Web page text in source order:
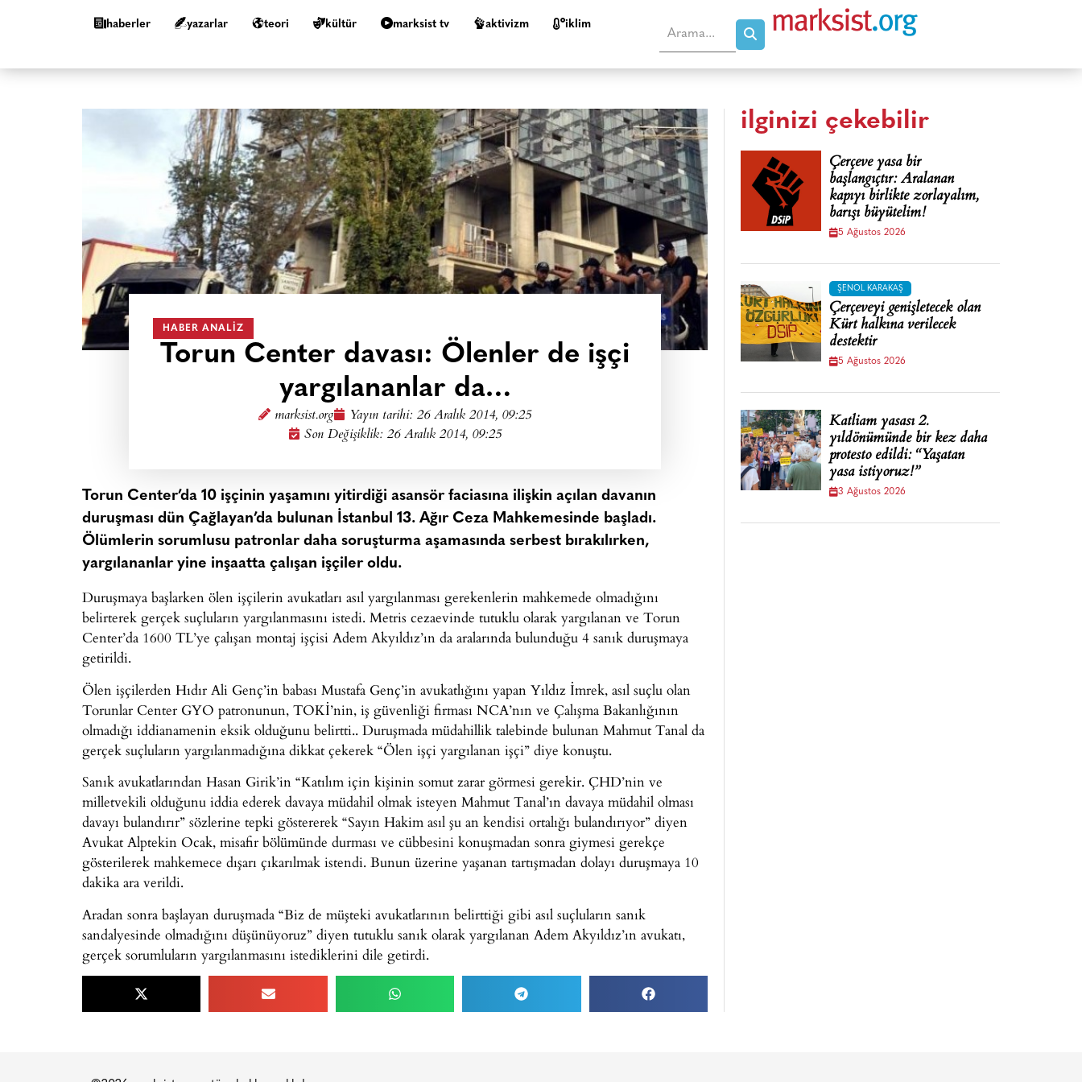
haberler yazarlar teori kültür marksist tv aktivizm i̇klim
HABER ANALIZ
Torun Center davası: Ölenler de işçi
yargılananlar da…
marksist.org Yayın tarihi: 26 Aralık 2014, 09:25
Son Değişiklik: 26 Aralık 2014, 09:25
Torun Center’da 10 işçinin yaşamını yitirdiği asansör faciasına ilişkin açılan davanın
duruşması dün Çağlayan’da bulunan İstanbul 13. Ağır Ceza Mahkemesinde başladı.
Ölümlerin sorumlusu patronlar daha soruşturma aşamasında serbest bırakılırken,
yargılananlar yine inşaatta çalışan işçiler oldu.
Duruşmaya başlarken ölen işçilerin avukatları asıl yargılanması gerekenlerin mahkemede olmadığını
belirterek gerçek suçluların yargılanmasını istedi. Metris cezaevinde tutuklu olarak yargılanan ve Torun
Center’da 1600 TL’ye çalışan montaj işçisi Adem Akyıldız’ın da aralarında bulunduğu 4 sanık duruşmaya
getirildi.
Ölen işçilerden Hıdır Ali Genç’in babası Mustafa Genç’in avukatlığını yapan Yıldız İmrek, asıl suçlu olan
Torunlar Center GYO patronunun, TOKİ’nin, iş güvenliği firması NCA’nın ve Çalışma Bakanlığının
olmadığı iddianamenin eksik olduğunu belirtti.. Duruşmada müdahillik talebinde bulunan Mahmut Tanal da
gerçek suçluların yargılanmadığına dikkat çekerek “Ölen işçi yargılanan işçi” diye konuştu.
Sanık avukatlarından Hasan Girik’in “Katılım için kişinin somut zarar görmesi gerekir. ÇHD’nin ve
milletvekili olduğunu iddia ederek davaya müdahil olmak isteyen Mahmut Tanal’ın davaya müdahil olması
davayı bulandırır” sözlerine tepki göstererek “Sayın Hakim asıl şu an kendisi ortalığı bulandırıyor” diyen
Avukat Alptekin Ocak, misafir bölümünde durması ve cübbesini konuşmadan sonra giymesi gerekçe
gösterilerek mahkemece dışarı çıkarılmak istendi. Bunun üzerine yaşanan tartışmadan dolayı duruşmaya 10
dakika ara verildi.
Aradan sonra başlayan duruşmada “Biz de müşteki avukatlarının belirttiği gibi asıl suçluların sanık
sandalyesinde olmadığını düşünüyoruz” diyen tutuklu sanık olarak yargılanan Adem Akyıldız’ın avukatı,
gerçek sorumluların yargılanmasını istediklerini dile getirdi.
ilginizi çekebilir
Çerçeve yasa bir
başlangıçtır: Aralanan
kapıyı birlikte zorlayalım,
barışı büyütelim!
5 Ağustos 2026
ŞENOL KARAKAŞ
Çerçeveyi genişletecek olan
Kürt halkına verilecek
destektir
5 Ağustos 2026
Katliam yasası 2.
yıldönümünde bir kez daha
protesto edildi: “Yaşatan
yasa istiyoruz!”
3 Ağustos 2026